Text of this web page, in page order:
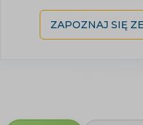
ZAPOZNAJ SIĘ